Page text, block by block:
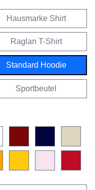
Hausmarke Shirt
Raglan T-Shirt
Standard Hoodie
Sportbeutel